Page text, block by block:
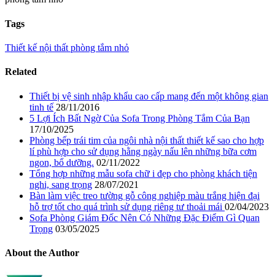
Tags
Thiết kế nội thất phòng tắm nhỏ
Related
Thiết bị vệ sinh nhập khẩu cao cấp mang đến một không gian
tinh tế 28/11/2016
5 Lợi Ích Bất Ngờ Của Sofa Trong Phòng Tắm Của Bạn
17/10/2025
Phòng bếp trái tim của ngôi nhà nội thất thiết kế sao cho hợp
lí phù hợp cho sử dụng hằng ngày nấu lên những bữa cơm
ngon, bổ dưỡng. 02/11/2022
Tổng hợp những mẫu sofa chữ i đẹp cho phòng khách tiện
nghi, sang trọng 28/07/2021
Bàn làm việc treo tường gỗ công nghiệp màu trắng hiện đại
hỗ trợ tốt cho quá trình sử dụng riêng tư thoải mái 02/04/2023
Sofa Phòng Giám Đốc Nên Có Những Đặc Điểm Gì Quan
Trọng 03/05/2025
About the Author